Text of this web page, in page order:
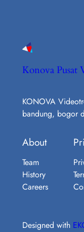
Konova Pusat
KONOVA
bandung, bogor
About
Team
History
Careers
Designed with